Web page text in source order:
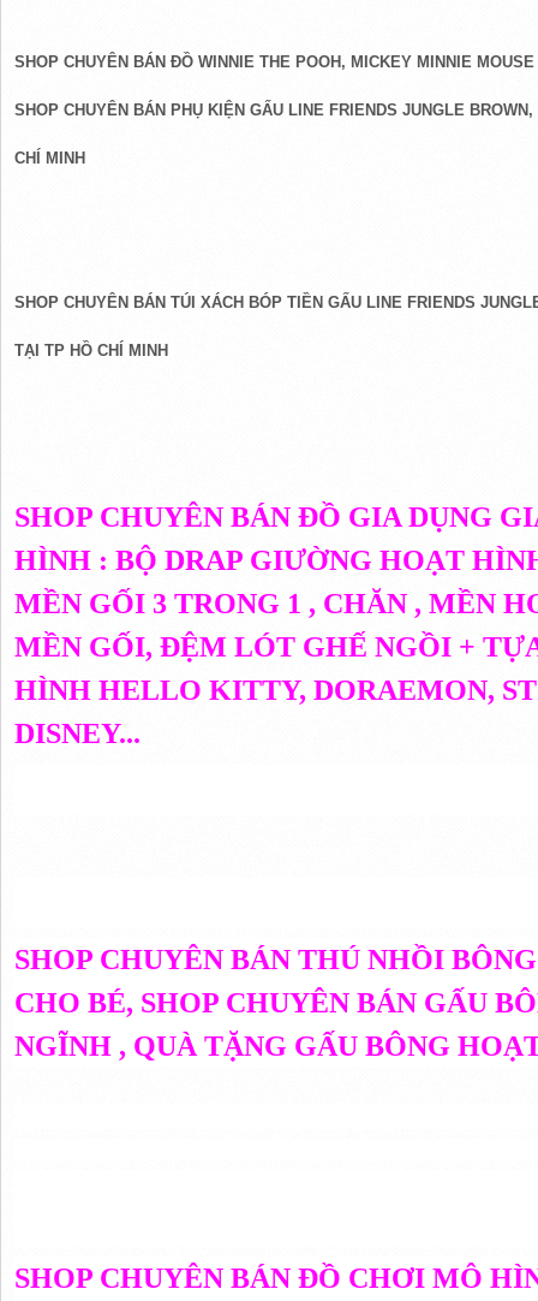
SHOP CHUYÊN BÁN ĐỒ WINNIE THE POOH, MICKEY MINNIE
SHOP CHUYÊN BÁN PHỤ KIỆN GẤU LINE FRIENDS JUNGLE
CHÍ MINH
SHOP CHUYÊN BÁN TÚI XÁCH BÓP TIỀN GẤU LINE FRIENDS
TẠI TP HỒ CHÍ MINH
SHOP CHUYÊN BÁN ĐỒ GIA DỤNG
HÌNH : BỘ DRAP GIƯỜNG HOẠT
MỀN GỐI 3 TRONG 1 , CHĂN , MỀN
MỀN GỐI, ĐỆM LÓT GHẾ NGỒI +
HÌNH HELLO KITTY, DORAEMON,
DISNEY...
SHOP CHUYÊN BÁN THÚ NHỒI
CHO BÉ, SHOP CHUYÊN BÁN GẤU
NGĨNH , QUÀ TẶNG GẤU BÔNG
SHOP CHUYÊN BÁN ĐỒ CHƠI MÔ